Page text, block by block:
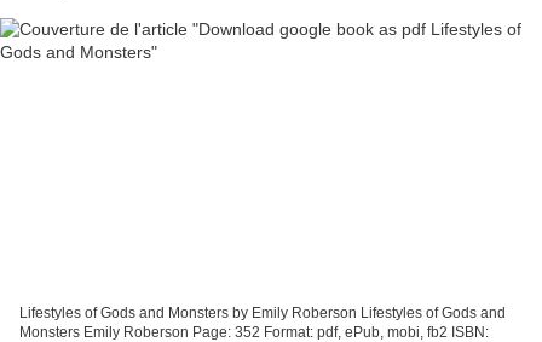
Lifestyles of Gods and Monsters by Emily Roberson Lifestyles of Gods and
Monsters Emily Roberson Page: 352 Format: pdf, ePub, mobi, fb2 ISBN: